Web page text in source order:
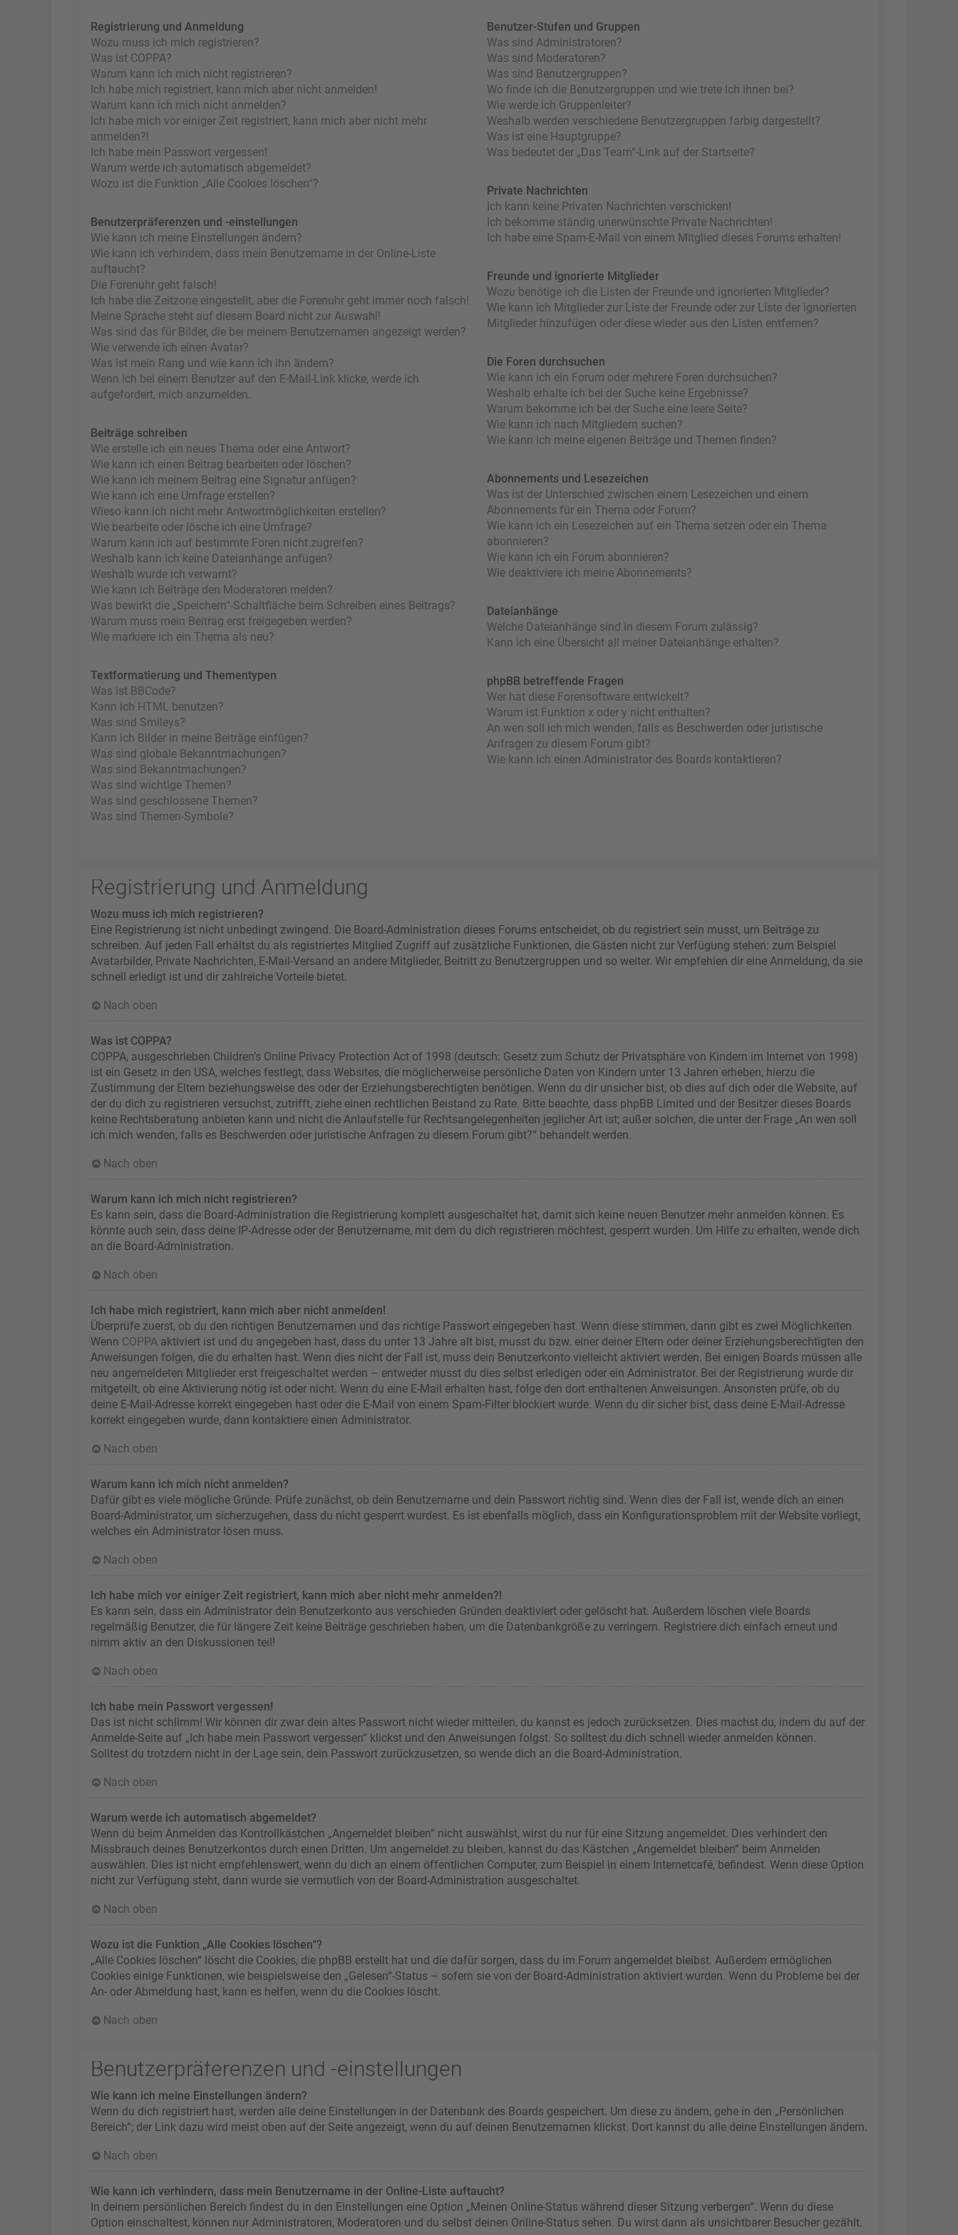
Registrierung und Anmeldung
Wozu muss ich mich registrieren?
Was ist COPPA?
Warum kann ich mich nicht registrieren?
Ich habe mich registriert, kann mich aber nicht anmelden!
Warum kann ich mich nicht anmelden?
Ich habe mich vor einiger Zeit registriert, kann mich aber nicht mehr
anmelden?!
Ich habe mein Passwort vergessen!
Warum werde ich automatisch abgemeldet?
Wozu ist die Funktion „Alle Cookies löschen“?
Benutzerpräferenzen und -einstellungen
Wie kann ich meine Einstellungen ändern?
Wie kann ich verhindern, dass mein Benutzername in der Online-Liste
auftaucht?
Die Forenuhr geht falsch!
Ich habe die Zeitzone eingestellt, aber die Forenuhr geht immer noch falsch!
Meine Sprache steht auf diesem Board nicht zur Auswahl!
Was sind das für Bilder, die bei meinem Benutzernamen angezeigt werden?
Wie verwende ich einen Avatar?
Was ist mein Rang und wie kann ich ihn ändern?
Wenn ich bei einem Benutzer auf den E-Mail-Link klicke, werde ich
aufgefordert, mich anzumelden.
Beiträge schreiben
Wie erstelle ich ein neues Thema oder eine Antwort?
Wie kann ich einen Beitrag bearbeiten oder löschen?
Wie kann ich meinem Beitrag eine Signatur anfügen?
Wie kann ich eine Umfrage erstellen?
Wieso kann ich nicht mehr Antwortmöglichkeiten erstellen?
Wie bearbeite oder lösche ich eine Umfrage?
Warum kann ich auf bestimmte Foren nicht zugreifen?
Weshalb kann ich keine Dateianhänge anfügen?
Weshalb wurde ich verwarnt?
Wie kann ich Beiträge den Moderatoren melden?
Was bewirkt die „Speichern“-Schaltfläche beim Schreiben eines Beitrags?
Warum muss mein Beitrag erst freigegeben werden?
Wie markiere ich ein Thema als neu?
Textformatierung und Thementypen
Was ist BBCode?
Kann ich HTML benutzen?
Was sind Smileys?
Kann ich Bilder in meine Beiträge einfügen?
Was sind globale Bekanntmachungen?
Was sind Bekanntmachungen?
Was sind wichtige Themen?
Was sind geschlossene Themen?
Was sind Themen-Symbole?
Benutzer-Stufen und Gruppen
Was sind Administratoren?
Was sind Moderatoren?
Was sind Benutzergruppen?
Wo finde ich die Benutzergruppen und wie trete ich ihnen bei?
Wie werde ich Gruppenleiter?
Weshalb werden verschiedene Benutzergruppen farbig dargestellt?
Was ist eine Hauptgruppe?
Was bedeutet der „Das Team“-Link auf der Startseite?
Private Nachrichten
Ich kann keine Privaten Nachrichten verschicken!
Ich bekomme ständig unerwünschte Private Nachrichten!
Ich habe eine Spam-E-Mail von einem Mitglied dieses Forums erhalten!
Freunde und ignorierte Mitglieder
Wozu benötige ich die Listen der Freunde und ignorierten Mitglieder?
Wie kann ich Mitglieder zur Liste der Freunde oder zur Liste der ignorierten
Mitglieder hinzufügen oder diese wieder aus den Listen entfernen?
Die Foren durchsuchen
Wie kann ich ein Forum oder mehrere Foren durchsuchen?
Weshalb erhalte ich bei der Suche keine Ergebnisse?
Warum bekomme ich bei der Suche eine leere Seite?
Wie kann ich nach Mitgliedern suchen?
Wie kann ich meine eigenen Beiträge und Themen finden?
Abonnements und Lesezeichen
Was ist der Unterschied zwischen einem Lesezeichen und einem
Abonnements für ein Thema oder Forum?
Wie kann ich ein Lesezeichen auf ein Thema setzen oder ein Thema
abonnieren?
Wie kann ich ein Forum abonnieren?
Wie deaktiviere ich meine Abonnements?
Dateianhänge
Welche Dateianhänge sind in diesem Forum zulässig?
Kann ich eine Übersicht all meiner Dateianhänge erhalten?
phpBB betreffende Fragen
Wer hat diese Forensoftware entwickelt?
Warum ist Funktion x oder y nicht enthalten?
An wen soll ich mich wenden, falls es Beschwerden oder juristische
Anfragen zu diesem Forum gibt?
Wie kann ich einen Administrator des Boards kontaktieren?
Registrierung und Anmeldung
Wozu muss ich mich registrieren?
Eine Registrierung ist nicht unbedingt zwingend. Die Board-Administration dieses Forums entscheidet, ob du registriert sein musst, um Beiträge zu
schreiben. Auf jeden Fall erhältst du als registriertes Mitglied Zugriff auf zusätzliche Funktionen, die Gästen nicht zur Verfügung stehen: zum Beispiel
Avatarbilder, Private Nachrichten, E-Mail-Versand an andere Mitglieder, Beitritt zu Benutzergruppen und so weiter. Wir empfehlen dir eine Anmeldung, da sie
schnell erledigt ist und dir zahlreiche Vorteile bietet.
Nach oben
Was ist COPPA?
COPPA, ausgeschrieben Children’s Online Privacy Protection Act of 1998 (deutsch: Gesetz zum Schutz der Privatsphäre von Kindern im Internet von 1998)
ist ein Gesetz in den USA, welches festlegt, dass Websites, die möglicherweise persönliche Daten von Kindern unter 13 Jahren erheben, hierzu die
Zustimmung der Eltern beziehungsweise des oder der Erziehungsberechtigten benötigen. Wenn du dir unsicher bist, ob dies auf dich oder die Website, auf
der du dich zu registrieren versuchst, zutrifft, ziehe einen rechtlichen Beistand zu Rate. Bitte beachte, dass phpBB Limited und der Besitzer dieses Boards
keine Rechtsberatung anbieten kann und nicht die Anlaufstelle für Rechtsangelegenheiten jeglicher Art ist; außer solchen, die unter der Frage „An wen soll
ich mich wenden, falls es Beschwerden oder juristische Anfragen zu diesem Forum gibt?“ behandelt werden.
Nach oben
Warum kann ich mich nicht registrieren?
Es kann sein, dass die Board-Administration die Registrierung komplett ausgeschaltet hat, damit sich keine neuen Benutzer mehr anmelden können. Es
könnte auch sein, dass deine IP-Adresse oder der Benutzername, mit dem du dich registrieren möchtest, gesperrt wurden. Um Hilfe zu erhalten, wende dich
an die Board-Administration.
Nach oben
Ich habe mich registriert, kann mich aber nicht anmelden!
Überprüfe zuerst, ob du den richtigen Benutzernamen und das richtige Passwort eingegeben hast. Wenn diese stimmen, dann gibt es zwei Möglichkeiten.
Wenn COPPA aktiviert ist und du angegeben hast, dass du unter 13 Jahre alt bist, musst du bzw. einer deiner Eltern oder deiner Erziehungsberechtigten den
Anweisungen folgen, die du erhalten hast. Wenn dies nicht der Fall ist, muss dein Benutzerkonto vielleicht aktiviert werden. Bei einigen Boards müssen alle
neu angemeldeten Mitglieder erst freigeschaltet werden – entweder musst du dies selbst erledigen oder ein Administrator. Bei der Registrierung wurde dir
mitgeteilt, ob eine Aktivierung nötig ist oder nicht. Wenn du eine E-Mail erhalten hast, folge den dort enthaltenen Anweisungen. Ansonsten prüfe, ob du
deine E-Mail-Adresse korrekt eingegeben hast oder die E-Mail von einem Spam-Filter blockiert wurde. Wenn du dir sicher bist, dass deine E-Mail-Adresse
korrekt eingegeben wurde, dann kontaktiere einen Administrator.
Nach oben
Warum kann ich mich nicht anmelden?
Dafür gibt es viele mögliche Gründe. Prüfe zunächst, ob dein Benutzername und dein Passwort richtig sind. Wenn dies der Fall ist, wende dich an einen
Board-Administrator, um sicherzugehen, dass du nicht gesperrt wurdest. Es ist ebenfalls möglich, dass ein Konfigurationsproblem mit der Website vorliegt,
welches ein Administrator lösen muss.
Nach oben
Ich habe mich vor einiger Zeit registriert, kann mich aber nicht mehr anmelden?!
Es kann sein, dass ein Administrator dein Benutzerkonto aus verschieden Gründen deaktiviert oder gelöscht hat. Außerdem löschen viele Boards
regelmäßig Benutzer, die für längere Zeit keine Beiträge geschrieben haben, um die Datenbankgröße zu verringern. Registriere dich einfach erneut und
nimm aktiv an den Diskussionen teil!
Nach oben
Ich habe mein Passwort vergessen!
Das ist nicht schlimm! Wir können dir zwar dein altes Passwort nicht wieder mitteilen, du kannst es jedoch zurücksetzen. Dies machst du, indem du auf der
Anmelde-Seite auf „Ich habe mein Passwort vergessen“ klickst und den Anweisungen folgst. So solltest du dich schnell wieder anmelden können.
Solltest du trotzdem nicht in der Lage sein, dein Passwort zurückzusetzen, so wende dich an die Board-Administration.
Nach oben
Warum werde ich automatisch abgemeldet?
Wenn du beim Anmelden das Kontrollkästchen „Angemeldet bleiben“ nicht auswählst, wirst du nur für eine Sitzung angemeldet. Dies verhindert den
Missbrauch deines Benutzerkontos durch einen Dritten. Um angemeldet zu bleiben, kannst du das Kästchen „Angemeldet bleiben“ beim Anmelden
auswählen. Dies ist nicht empfehlenswert, wenn du dich an einem öffentlichen Computer, zum Beispiel in einem Internetcafé, befindest. Wenn diese Option
nicht zur Verfügung steht, dann wurde sie vermutlich von der Board-Administration ausgeschaltet.
Nach oben
Wozu ist die Funktion „Alle Cookies löschen“?
„Alle Cookies löschen“ löscht die Cookies, die phpBB erstellt hat und die dafür sorgen, dass du im Forum angemeldet bleibst. Außerdem ermöglichen
Cookies einige Funktionen, wie beispielsweise den „Gelesen“-Status – sofern sie von der Board-Administration aktiviert wurden. Wenn du Probleme bei der
An- oder Abmeldung hast, kann es helfen, wenn du die Cookies löscht.
Nach oben
Benutzerpräferenzen und -einstellungen
Wie kann ich meine Einstellungen ändern?
Wenn du dich registriert hast, werden alle deine Einstellungen in der Datenbank des Boards gespeichert. Um diese zu ändern, gehe in den „Persönlichen
Bereich“; der Link dazu wird meist oben auf der Seite angezeigt, wenn du auf deinen Benutzernamen klickst. Dort kannst du alle deine Einstellungen ändern.
Nach oben
Wie kann ich verhindern, dass mein Benutzername in der Online-Liste auftaucht?
In deinem persönlichen Bereich findest du in den Einstellungen eine Option „Meinen Online-Status während dieser Sitzung verbergen“. Wenn du diese
Option einschaltest, können nur Administratoren, Moderatoren und du selbst deinen Online-Status sehen. Du wirst dann als unsichtbarer Besucher gezählt.